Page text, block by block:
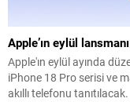
Apple’ın eylül
Apple'ın eylül ayında
iPhone 18 Pro serisi ve
akıllı telefonu tanıtılacak.